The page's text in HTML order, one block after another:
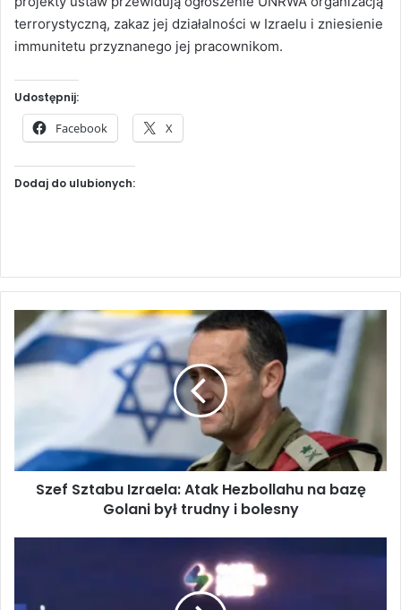
terrorystyczną, zakaz jej działalności w Izraelu i zniesienie
immunitetu przyznanego jej pracownikom.
Udostępnij:
Facebook X
Dodaj do ulubionych:
z
e
f
b
l
Szef Sztabu Izraela: Atak Hezbollahu na bazę
Golani był trudny i bolesny
p